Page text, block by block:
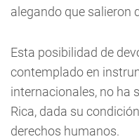
alegando que salieron
Esta posibilidad de
contemplado en
internacionales, no ha
Rica, dada su
derechos humanos.